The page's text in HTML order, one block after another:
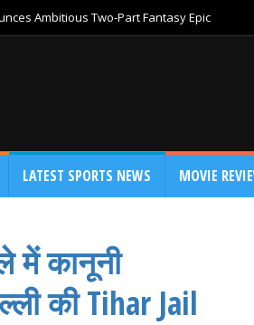
Ambitious Two-Part Fantasy Epic
LATEST SPORTS NEWS MOVIE
में कानूनी
की Tihar Jail